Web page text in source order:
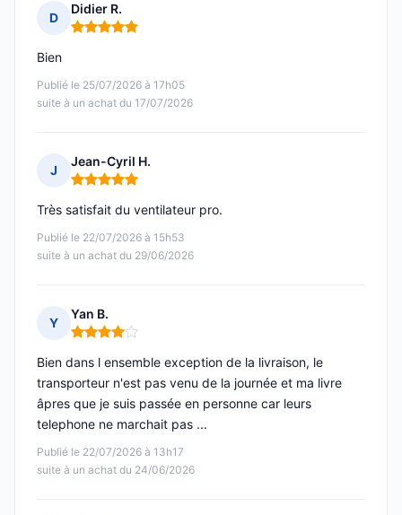
D
Didier R.
Note : 5 sur 5
Publié le 25/07/2026 à 17h05
suite à un achat du 17/07/2026
Bien
J
Jean-Cyril H.
Note : 5 sur 5
Publié le 22/07/2026 à 15h53
suite à un achat du 29/06/2026
Très satisfait du ventilateur pro.
Y
Yan B.
Note : 4 sur 5
Publié le 22/07/2026 à 13h17
suite à un achat du 24/06/2026
Bien dans l ensemble exception de la livraison, le
transporteur n'est pas venu de la journée et ma livre
âpres que je suis passée en personne car leurs
telephone ne marchait pas ...